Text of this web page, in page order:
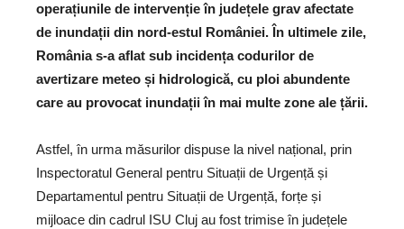
operațiunile de intervenție în județele grav afectate
de inundații din nord-estul României. În ultimele zile,
România s-a aflat sub incidența codurilor de
avertizare meteo și hidrologică, cu ploi abundente
care au provocat inundații în mai multe zone ale țării.
Astfel, în urma măsurilor dispuse la nivel național, prin
Inspectoratul General pentru Situații de Urgență și
Departamentul pentru Situații de Urgență, forțe și
mijloace din cadrul ISU Cluj au fost trimise în județele